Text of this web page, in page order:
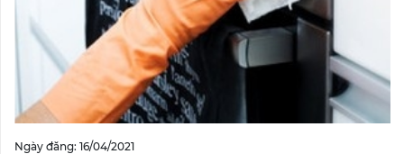
Ngày đăng: 16/04/2021